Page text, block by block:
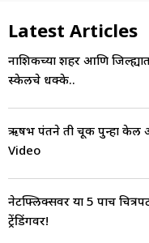
Latest Articles
नाशिकच्या शहर आणि
स्केलचे धक्के..
ऋषभ पंतने ती चूक पुन्हा केली
Video
नेटफ्लिक्सवर या 5 पाच
ट्रेंडिंगवर!